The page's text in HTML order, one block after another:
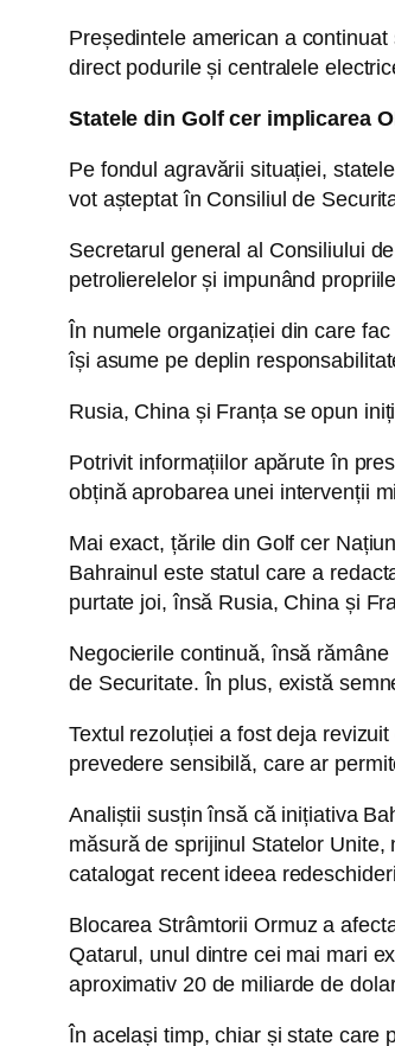
Președintele american a
direct podurile și centralele
Statele din Golf cer implicarea
Pe fondul agravării situației,
vot așteptat în Consiliul de
Secretarul general al Consiliului
petrolierelelor și impunând
În numele organizației din care
își asume pe deplin
Rusia, China și Franța se opun
Potrivit informațiilor apărute în
obțină aprobarea unei intervenții
Mai exact, țările din Golf cer
Bahrainul este statul care a
purtate joi, însă Rusia, China și
Negocierile continuă, însă
de Securitate. În plus, există
Textul rezoluției a fost deja
prevedere sensibilă, care ar
Analiștii susțin însă că inițiativa
măsură de sprijinul Statelor
catalogat recent ideea
Blocarea Strâmtorii Ormuz a
Qatarul, unul dintre cei mai mari
aproximativ 20 de miliarde de
În același timp, chiar și state care